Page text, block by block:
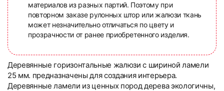
материалов из разных партий. Поэтому при
повторном заказе рулонных штор или жалюзи ткань
может незначительно отличаться по цвету и
прозрачности от ранее приобретенного изделия.
Деревянные горизонтальные жалюзи с шириной ламели
25 мм. предназначены для создания интерьера.
Деревянные ламели из ценных пород дерева экологичны,